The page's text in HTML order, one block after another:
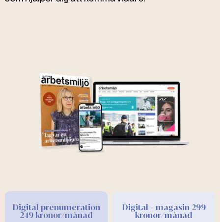
Digital prenumeration
249 kronor/månad
Digital + magasin 299
kronor/månad